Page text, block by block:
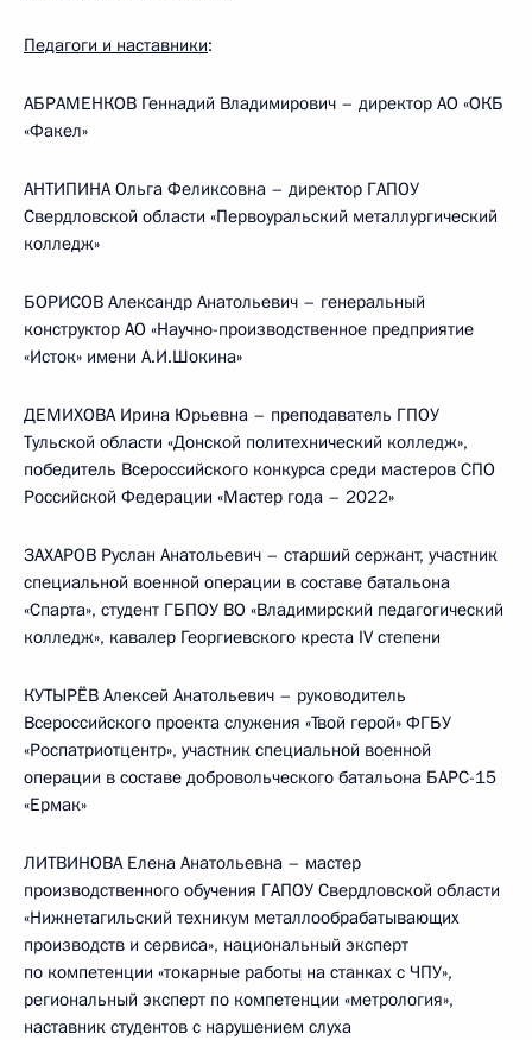
Педагоги и наставники:
АБРАМЕНКОВ Геннадий Владимирович – директор АО «ОКБ
«Факел»
АНТИПИНА Ольга Феликсовна – директор ГАПОУ
Свердловской области «Первоуральский металлургический
колледж»
БОРИСОВ Александр Анатольевич – генеральный
конструктор АО «Научно-производственное предприятие
«Исток» имени А.И.Шокина»
ДЕМИХОВА Ирина Юрьевна – преподаватель ГПОУ
Тульской области «Донской политехнический колледж»,
победитель Всероссийского конкурса среди мастеров СПО
Российской Федерации «Мастер года – 2022»
ЗАХАРОВ Руслан Анатольевич – старший сержант, участник
специальной военной операции в составе батальона
«Спарта», студент ГБПОУ ВО «Владимирский педагогический
колледж», кавалер Георгиевского креста IV степени
КУТЫРЁВ Алексей Анатольевич – руководитель
Всероссийского проекта служения «Твой герой» ФГБУ
«Роспатриотцентр», участник специальной военной
операции в составе добровольческого батальона БАРС-15
«Ермак»
ЛИТВИНОВА Елена Анатольевна – мастер
производственного обучения ГАПОУ Свердловской области
«Нижнетагильский техникум металлообрабатывающих
производств и сервиса», национальный эксперт
по компетенции «токарные работы на станках с ЧПУ»,
региональный эксперт по компетенции «метрология»,
наставник студентов с нарушением слуха